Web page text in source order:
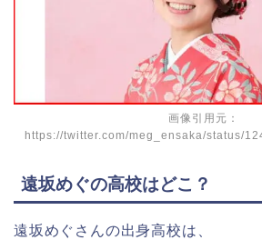
画像引用元：
https://twitter.com/meg_ensaka/status/
遠坂めぐの高校はどこ？
遠坂めぐさんの出身高校は、